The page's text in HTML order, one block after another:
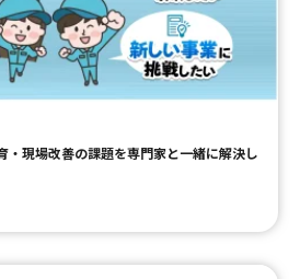
・現場改善の課題を専門家と一緒に解決し